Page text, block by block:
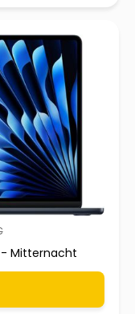
- Mitternacht